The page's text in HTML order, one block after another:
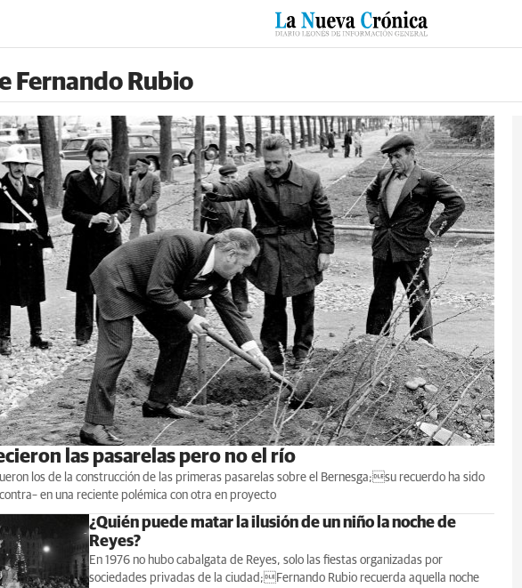
ACTUALIDAD BIERZO SUCESOS CULTURAS ESPECIALES DEPORTES
Fernando Rubio
las pasarelas pero no el río
los de la construcción de las primeras pasarelas sobre el Bernesga;su recuerdo ha sido
en una reciente polémica con otra en proyecto
¿Quién puede matar la ilusión de un niño la noche de
Reyes?
En 1976 no hubo cabalgata de Reyes, solo las fiestas organizadas por
sociedades privadas de la ciudad;Fernando Rubio recuerda aquella noche